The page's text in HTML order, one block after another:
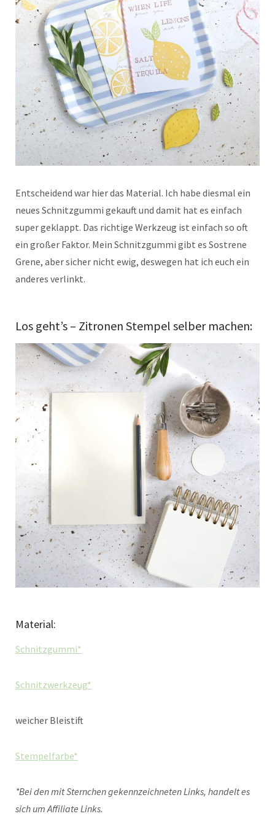
Entscheidend war hier das Material. Ich habe diesmal ein
neues Schnitzgummi gekauft und damit hat es einfach
super geklappt. Das richtige Werkzeug ist einfach so oft
ein großer Faktor. Mein Schnitzgummi gibt es Sostrene
Grene, aber sicher nicht ewig, deswegen hat ich euch ein
anderes verlinkt.
Los geht’s – Zitronen Stempel selber machen:
Material:
Schnitzgummi*
Schnitzwerkzeug*
weicher Bleistift
Stempelfarbe*
*Bei den mit Sternchen gekennzeichneten Links, handelt es
sich um Affiliate Links.